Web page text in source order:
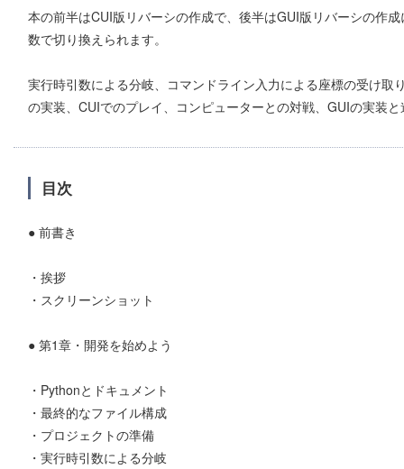
本の前半はCUI版リバーシの作成で、後半はGUI版リバーシの作
数で切り換えられます。
実行時引数による分岐、コマンドライン入力による座標の受け取
の実装、CUIでのプレイ、コンピューターとの対戦、GUIの実装
目次
● 前書き
・挨拶
・スクリーンショット
● 第1章・開発を始めよう
・Pythonとドキュメント
・最終的なファイル構成
・プロジェクトの準備
・実行時引数による分岐